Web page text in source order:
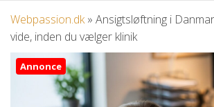
Webpassion.dk» Ansigtsløftning i
vide, inden du vælger klinik
Annonce